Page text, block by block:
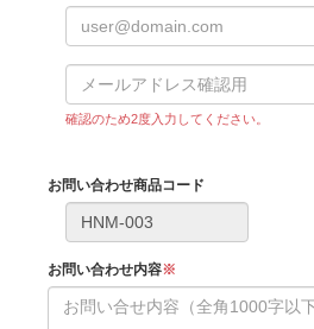
確認のため2度入力してください。
お問い合わせ商品コード
お問い合わせ内容※